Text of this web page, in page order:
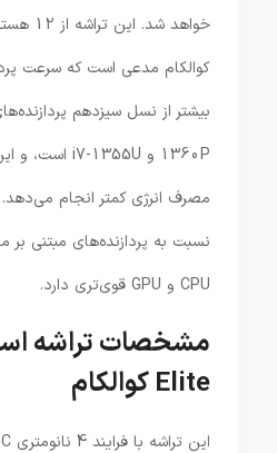
خواهد
مصرف انرژی کمتر انجام
CPU و GPU قوی‌تری دارد.
Elite کوالکام